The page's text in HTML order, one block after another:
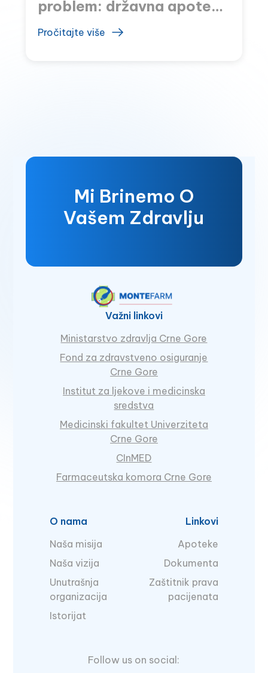
problem: državna apoteka
u Sutomoru otvorena
Pročitajte više
Mi Brinemo O
Vašem Zdravlju
Važni linkovi
Ministarstvo zdravlja Crne Gore
Fond za zdravstveno osiguranje
Crne Gore
Institut za ljekove i medicinska
sredstva
Medicinski fakultet Univerziteta
Crne Gore
CInMED
Farmaceutska komora Crne Gore
O nama
Naša misija
Naša vizija
Unutrašnja
organizacija
Istorijat
Linkovi
Apoteke
Dokumenta
Zaštitnik prava
pacijenata
Follow us on social: